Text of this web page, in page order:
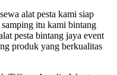
alat pesta kami siap
itu kami bintang
pesta bintang jaya event
produk yang berkualitas